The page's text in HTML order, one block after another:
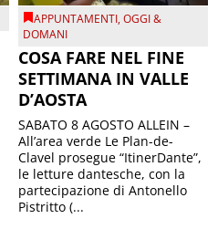
APPUNTAMENTI,OGGI &
DOMANI
COSA FARE NEL FINE
SETTIMANA IN VALLE
D’AOSTA
SABATO 8 AGOSTO ALLEIN –
All’area verde Le Plan-de-
Clavel prosegue “ItinerDante”,
le letture dantesche, con la
partecipazione di Antonello
Pistritto (...